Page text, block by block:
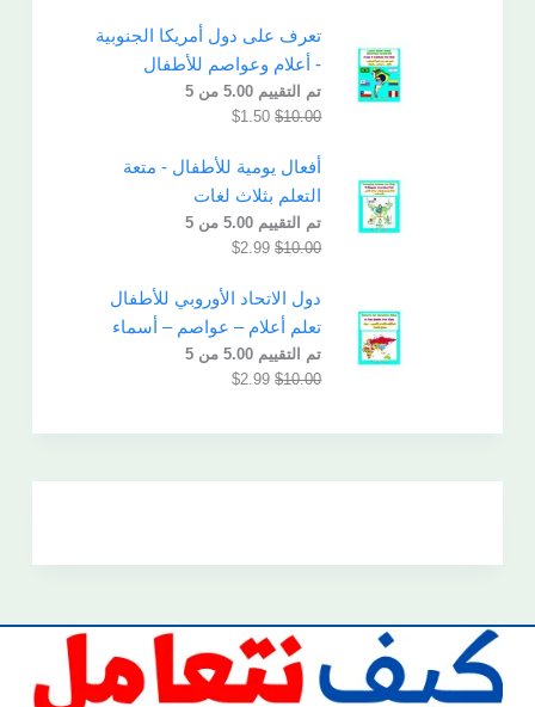
تعرف على دول أمريكا الجنوبية
- أعلام وعواصم للأطفال
تم التقييم 5.00من 5
$10.00
$1.50
أفعال يومية للأطفال - متعة
التعلم بثلاث لغات
تم التقييم 5.00من 5
$10.00
$2.99
دول الاتحاد الأوروبي للأطفال
تعلم أعلام – عواصم – أسماء
تم التقييم 5.00من 5
$10.00
$2.99